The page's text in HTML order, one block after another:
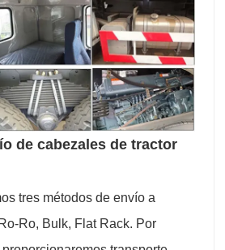
de cabezales de tractor
tres métodos de envío a
Ro, Bulk, Flat Rack. Por